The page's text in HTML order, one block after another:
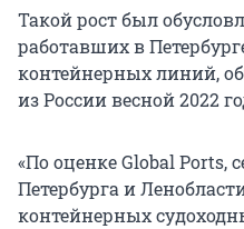
Такой рост был
работавших в
контейнерных линий,
из России весной 2022
«По оценке Global Ports,
Петербурга и
контейнерных